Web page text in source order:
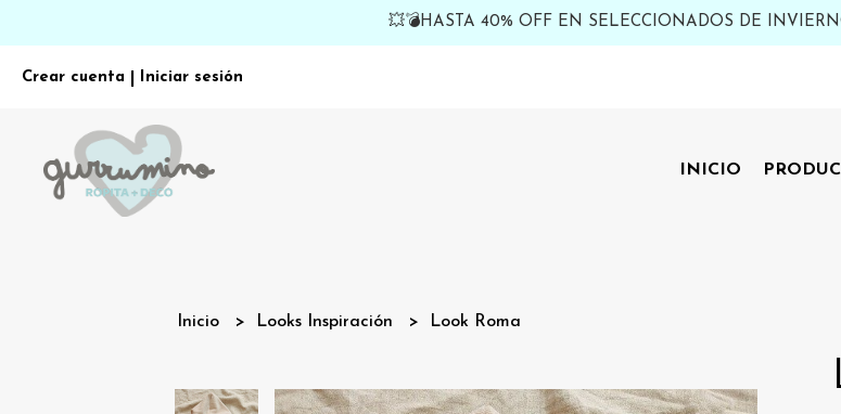
💥💣HASTA 40% OFF EN SELECCIONADOS DE
Crear cuenta Iniciar sesión
INICIO
Inicio Looks Inspiración Look Roma